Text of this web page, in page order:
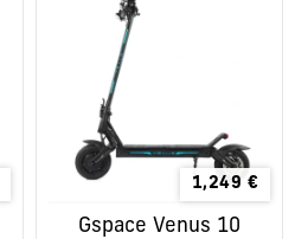
1,249 €
Gspace Venus 10